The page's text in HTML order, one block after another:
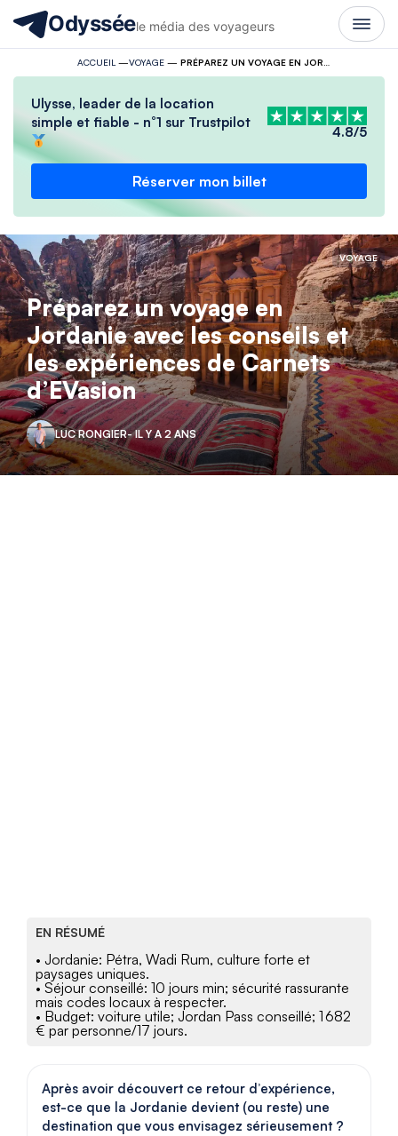
Odysséele média des voyageurs
ACCUEIL —VOYAGE—
Ulysse, leader de la location
simple et fiable - n°1 sur Trustpilot
4.8/5
Réserver mon billet
VOYAGE
Préparez un voyage en
Jordanie avec les conseils et
les expériences de Carnets
d’EVasion
LUC RONGIER- IL Y A 2 ANS
EN RÉSUMÉ
• Jordanie: Pétra, Wadi Rum, culture forte et
paysages uniques.
• Séjour conseillé: 10 jours min; sécurité rassurante
mais codes locaux à respecter.
• Budget: voiture utile; Jordan Pass conseillé; 1 682
€ par personne/17 jours.
Après avoir découvert ce retour d’expérience,
est-ce que la Jordanie devient (ou reste) une
destination que vous envisagez sérieusement ?